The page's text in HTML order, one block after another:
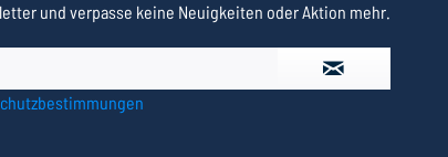
und verpasse keine Neuigkeiten oder Aktion mehr.